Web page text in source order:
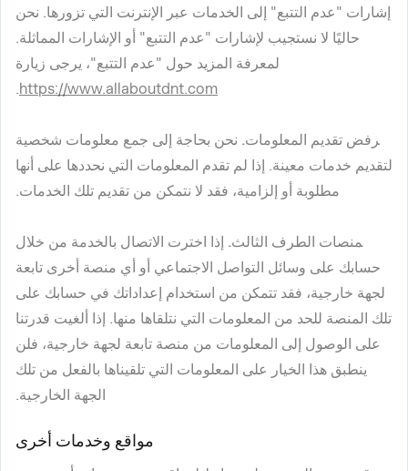
إشارات "عدم التتبع" إلى الخدمات عبر الإنترنت التي تزورها. نحن
حاليًا لا نستجيب لإشارات "عدم التتبع" أو الإشارات المماثلة.
لمعرفة المزيد حول "عدم التتبع"، يرجى زيارة
https://www.allaboutdnt.com
.
رفض تقديم المعلومات. نحن بحاجة إلى جمع معلومات شخصية
لتقديم خدمات معينة. إذا لم تقدم المعلومات التي نحددها على أنها
مطلوبة أو إلزامية، فقد لا نتمكن من تقديم تلك الخدمات.
منصات الطرف الثالث. إذا اخترت الاتصال بالخدمة من خلال
حسابك على وسائل التواصل الاجتماعي أو أي منصة أخرى تابعة
لجهة خارجية، فقد تتمكن من استخدام إعداداتك في حسابك على
تلك المنصة للحد من المعلومات التي نتلقاها منها. إذا ألغيت قدرتنا
على الوصول إلى المعلومات من منصة تابعة لجهة خارجية، فلن
ينطبق هذا الخيار على المعلومات التي تلقيناها بالفعل من تلك
الجهة الخارجية.
مواقع وخدمات أخرى